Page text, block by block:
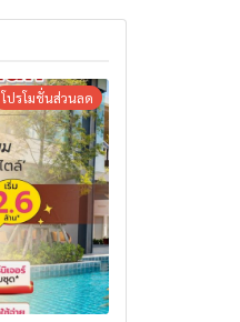
โปรโมชั่นส่วนลด